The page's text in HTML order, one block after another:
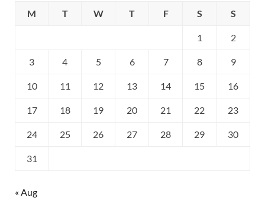
M
T W T F S S
1 2
3 4 5 6 7 8 9
10 11 12 13 14 15 16
17 18 19 20 21 22 23
24 25 26 27 28 29 30
31
« Aug